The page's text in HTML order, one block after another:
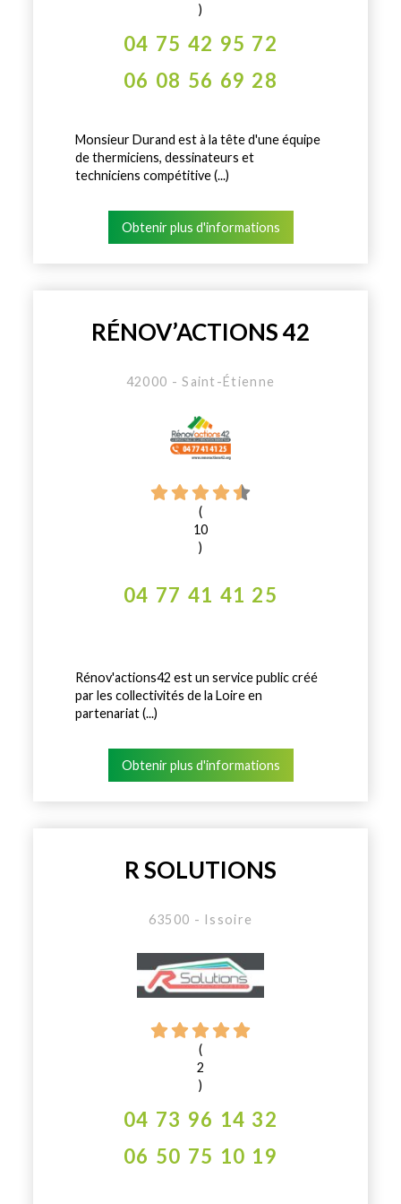
)
04 75 42 95 72
06 08 56 69 28
Monsieur Durand est à la tête d'une équipe
de thermiciens, dessinateurs et
techniciens compétitive (...)
Obtenir plus d'informations
RÉNOV’ACTIONS 42
42000 - Saint-Étienne
(
10
)
04 77 41 41 25
Rénov'actions42 est un service public créé
par les collectivités de la Loire en
partenariat (...)
Obtenir plus d'informations
R SOLUTIONS
63500 - Issoire
(
2
)
04 73 96 14 32
06 50 75 10 19